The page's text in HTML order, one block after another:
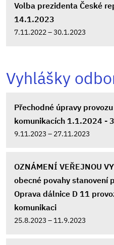
Volba prezidenta České
14.1.2023
7.11.2022 – 30.1.2023
Vyhlášky
Přechodné úpravy
komunikacích 1.1.2024 -
9.11.2023 – 27.11.2023
OZNÁMENÍ VEŘEJNOU
obecné povahy stanovení
Oprava dálnice D 11
komunikaci
25.8.2023 – 11.9.2023